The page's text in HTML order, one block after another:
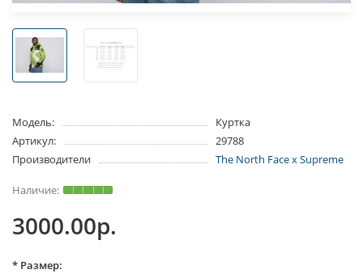
Модель:
Куртка
Артикул:
29788
Производители
The North Face x Supreme
3000.00р.
* Размер: